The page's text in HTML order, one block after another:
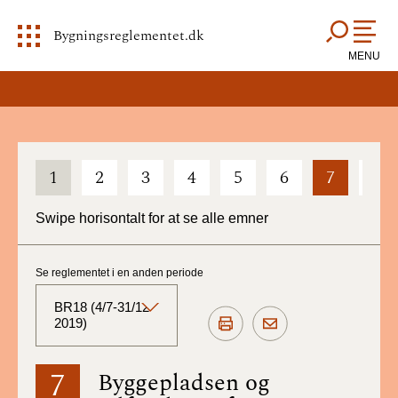
Bygningsreglementet.dk
MENU
1 2 3 4 5 6 7
Swipe horisontalt for at se alle emner
7 Byggepladsen og
Se reglementet i en anden periode
BR18 (4/7-31/12
2019)
BR18 (Aktuelt)